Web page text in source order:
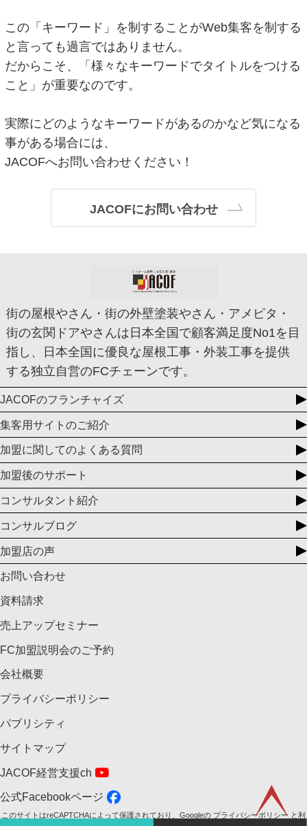
この「キーワード」を制することがWeb集客を制する
と言っても過言ではありません。
だからこそ、「様々なキーワードでタイトルをつける
こと」が重要なのです。
実際にどのようなキーワードがあるのかなど気になる
事がある場合には、
JACOFへお問い合わせください！
JACOFにお問い合わせ
街の屋根やさん・街の外壁塗装やさん・アメピタ・
街の玄関ドアやさんは日本全国で顧客満足度No1を目
指し、日本全国に優良な屋根工事・外装工事を提供
する独立自営のFCチェーンです。
JACOFのフランチャイズ
集客用サイトのご紹介
加盟に関してのよくある質問
加盟後のサポート
コンサルタント紹介
コンサルブログ
加盟店の声
お問い合わせ
資料請求
売上アップセミナー
FC加盟説明会のご予約
会社概要
プライバシーポリシー
パブリシティ
サイトマップ
JACOF経営支援ch
公式Facebookページ
このサイトはreCAPTCHAによって保護されており、Googleの プライバシーポリシー と利